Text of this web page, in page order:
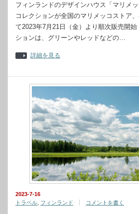
フィンランドのデザインハウス「マリメ
コレクションが全国のマリメッコストア
て2023年7月21日（金）より順次販売開
ションは、グリーンやレッドなどの…
詳細を見る
2023-7-16
トラベル フィンランド コメントを書く